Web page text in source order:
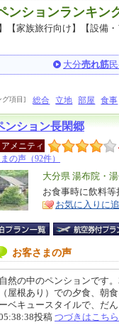
ンションランキン
【家族旅行向け】【設備
大分売れ筋
グ項目] 総合 立地 部屋 食事
ンション長閑郷
メニティ
の声（92件）
エ
リ
ア
大分県 湯布院・
特
徴
お食事時に飲料
お気に入りに
お客さまの声
自然の中のペンションです
（屋根あり）での夕食、朝
ーベキュースタイルで、だ
投稿 つづきはこちら